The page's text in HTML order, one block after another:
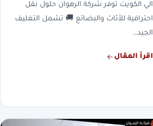
الي الكويت توفر شركة الرهوان حلول نقل
احترافية للأثاث والبضائع 🚚 تشمل التغليف
الجيد…
اقرأ المقال